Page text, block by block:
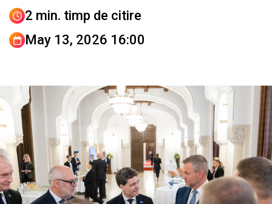
2 min. timp de citire
May 13, 2026 16:00